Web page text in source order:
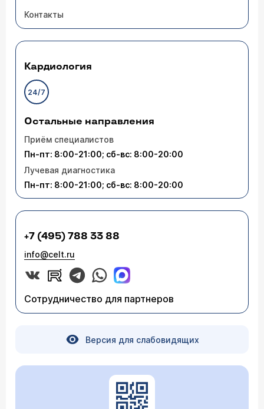
Контакты
Кардиология
24/7
Остальные направления
Приём специалистов
Пн-пт: 8:00-21:00; сб-вс: 8:00-20:00
Лучевая диагностика
Пн-пт: 8:00-21:00; сб-вс: 8:00-20:00
+7 (495) 788 33 88
info@celt.ru
Сотрудничество для партнеров
Версия для слабовидящих